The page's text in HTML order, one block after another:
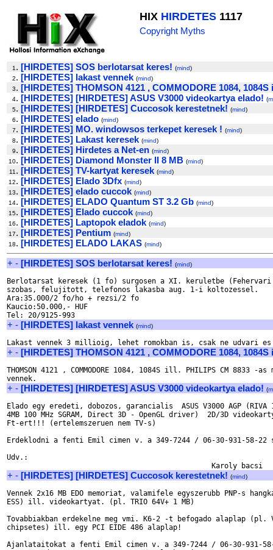
HIX HIRDETES 1117
Copyright Myths
1 . [HIRDETES] SOS berlotarsat keres! (mind)
2. [HIRDETES] lakast vennek (mind)
3. [HIRDETES] THOMSON 4121 , COMMODORE 1084, 1084S
4. [HIRDETES] [HIRDETES] ASUS V3000 videokartya elado! (
5. [HIRDETES] [HIRDETES] Cuccosok kerestetnek! (mind)
6. [HIRDETES] elado (mind)
7. [HIRDETES] MO. windowsos terkepet keresek ! (mind)
8. [HIRDETES] Lakast keresek (mind)
9. [HIRDETES] Hirdetes a Net-en (mind)
10. [HIRDETES] Diamond Monster II 8 MB (mind)
11 . [HIRDETES] TV-kartyat keresek (mind)
12. [HIRDETES] Elado 3Dfx (mind)
13. [HIRDETES] elado cuccok (mind)
14. [HIRDETES] ELADO Quantum ST 3.2 Gb (mind)
15. [HIRDETES] Elado cuccok (mind)
16. [HIRDETES] Laptopok eladok (mind)
17. [HIRDETES] Pentium (mind)
18. [HIRDETES] ELADO LAKAS (mind)
+ - [HIRDETES] SOS berlotarsat keres! (mind)
Berlotarsat keresek (1 fo) surgosen a XI. keruletbe
szobas, felujitott, telefonos lakasba aug. 1-i koltozessel.
Ara:35.000/2 fo/ho + rezsi/2 fo
Kaucio:50.000,- HUF
+ - [HIRDETES] lakast vennek (mind)
+ - [HIRDETES] THOMSON 4121 , COMMODORE 1084, 1084S
THOMSON 4121 , COMMODORE 1084, 1084S ill. PHILIPS CM 8833 -
+ - [HIRDETES] [HIRDETES] ASUS V3000 videokartya elado! (
Elado egy eredeti, dobozos, garancialis  ASUS V3000 AGP
4MB 100 MHz SGRAM, Direct 3D - OpenGL driver)  2D/3D
Ft-ert!!! (ertelemszeruen nem TV-s)
Erdeklodni a fenti Emil cimen v. a 349-7244 / 06-30-931-58-22
Udv.:
+ - [HIRDETES] [HIRDETES] Cuccosok kerestetnek! (mind)
Vennek 2x16 MB EDO memoriat, valamifele egyszerubb PNP-s
ESS) ill. videokartyat. (pl. TRIO 64V+ 1 MB)
Tovabbiakban erdekelne meg vmi. K6-2 -t befogado alaplap (pl.
chipsetes) ill. egy PCI EIDE 486 alaplap!
Ajanlataitokat a fenti Emil cimen v. a 349-7244 / 06-30-931-58-